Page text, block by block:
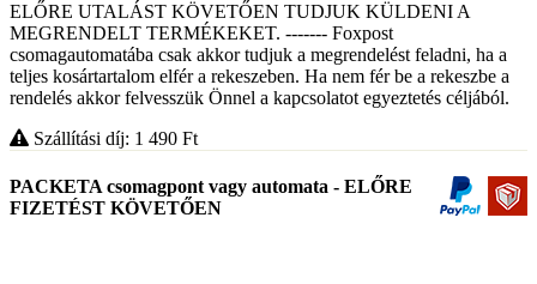
ELŐRE UTALÁST KÖVETŐEN TUDJUK KÜLDENI A
MEGRENDELT TERMÉKEKET. ------- Foxpost
csomagautomatába csak akkor tudjuk a megrendelést feladni, ha a
teljes kosártartalom elfér a rekeszeben. Ha nem fér be a rekeszbe a
rendelés akkor felvesszük Önnel a kapcsolatot egyeztetés céljából.
Szállítási díj: 1 490 Ft
PACKETA csomagpont vagy automata - ELŐRE
FIZETÉST KÖVETŐEN